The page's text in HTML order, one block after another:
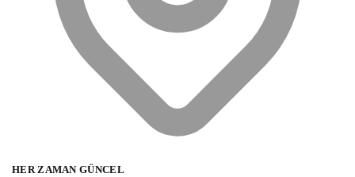
HER ZAMAN GÜNCEL